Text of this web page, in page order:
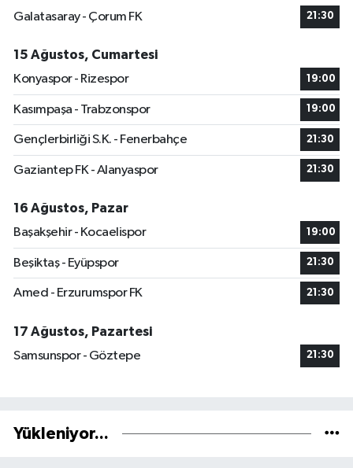
Galatasaray - Çorum FK
21:30
15 Ağustos, Cumartesi
Konyaspor - Rizespor
19:00
Kasımpaşa - Trabzonspor 19:00
Gençlerbirliği S.K. - Fenerbahçe 21:30
Gaziantep FK - Alanyaspor 21:30
16 Ağustos, Pazar
Başakşehir - Kocaelispor
19:00
Beşiktaş - Eyüpspor 21:30
Amed - Erzurumspor FK 21:30
17 Ağustos, Pazartesi
Samsunspor - Göztepe
21:30
Yükleniyor...